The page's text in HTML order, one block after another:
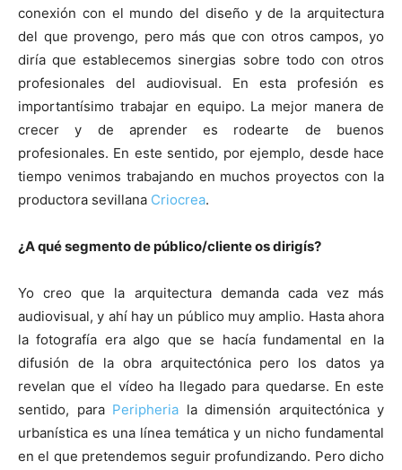
conexión con el mundo del diseño y de la arquitectura
del que provengo, pero más que con otros campos, yo
diría que establecemos sinergias sobre todo con otros
profesionales del audiovisual. En esta profesión es
importantísimo trabajar en equipo. La mejor manera de
crecer y de aprender es rodearte de buenos
profesionales. En este sentido, por ejemplo, desde hace
tiempo venimos trabajando en muchos proyectos con la
productora sevillana Criocrea.
¿A qué segmento de público/cliente os dirigís?
Yo creo que la arquitectura demanda cada vez más
audiovisual, y ahí hay un público muy amplio. Hasta ahora
la fotografía era algo que se hacía fundamental en la
difusión de la obra arquitectónica pero los datos ya
revelan que el vídeo ha llegado para quedarse. En este
sentido, para Peripheria la dimensión arquitectónica y
urbanística es una línea temática y un nicho fundamental
en el que pretendemos seguir profundizando. Pero dicho